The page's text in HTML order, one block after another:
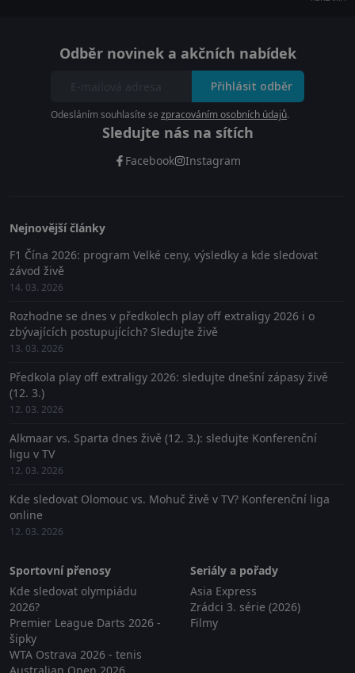
Odběr novinek a akčních nabídek
Přihlásit odběr
Odesláním souhlasíte se zpracováním osobních údajů.
Sledujte nás na sítích
Facebook Instagram
Nejnovější články
F1 Čína 2026: program Velké ceny, výsledky a kde sledovat
závod živě
14. 03. 2026
Rozhodne se dnes v předkolech play off extraligy 2026 i o
zbývajících postupujících? Sledujte živě
13. 03. 2026
Předkola play off extraligy 2026: sledujte dnešní zápasy živě
(12. 3.)
12. 03. 2026
Alkmaar vs. Sparta dnes živě (12. 3.): sledujte Konferenční
ligu v TV
12. 03. 2026
Kde sledovat Olomouc vs. Mohuč živě v TV? Konferenční liga
online
12. 03. 2026
Sportovní přenosy
Kde sledovat olympiádu
2026?
Premier League Darts 2026 -
šipky
WTA Ostrava 2026 - tenis
Seriály a pořady
Asia Express
Zrádci 3. série (2026)
Filmy